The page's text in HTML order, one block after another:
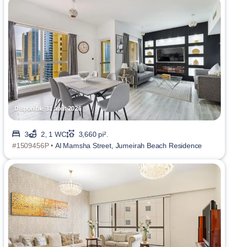
Disponible 31 août 2026
3 2, 1 WC
3,660 pi².
#1509456P • Al Mamsha Street, Jumeirah Beach Residence